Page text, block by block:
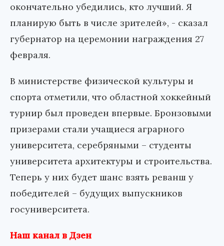
окончательно убедились, кто лучший. Я
планирую быть в числе зрителей», - сказал
губернатор на церемонии награждения 27
февраля.
В министерстве физической культуры и
спорта отметили, что областной хоккейный
турнир был проведен впервые. Бронзовыми
призерами стали учащиеся аграрного
университета, серебряными – студенты
университета архитектуры и строительства.
Теперь у них будет шанс взять реванш у
победителей – будущих выпускников
госуниверситета.
Наш канал в Дзен